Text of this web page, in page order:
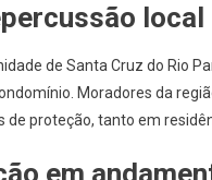
local
de Santa Cruz do Rio
Moradores da
proteção, tanto em
em